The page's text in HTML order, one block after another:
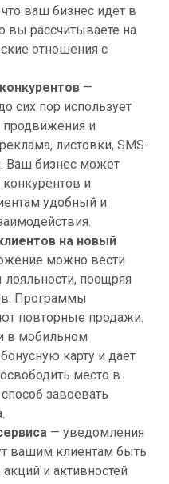
ваш бизнес идет в
вы рассчитываете на
отношения с
—
сих пор использует
и
листовки, SMS-
Ваш бизнес может
конкурентов и
удобный и
на новый
можно вести
поощряя
Программы
повторные продажи.
в мобильном
карту и дает
место в
завоевать
— уведомления
вашим клиентам быть
и активностей